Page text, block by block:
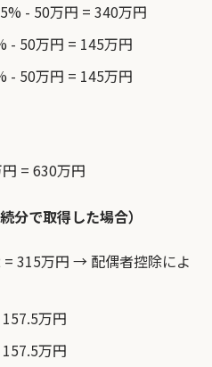
- 50万円 = 340万円
- 50万円 = 145万円
- 50万円 = 145万円
= 630万円
分で取得した場合）
315万円 → 配偶者控除によ
万円
万円